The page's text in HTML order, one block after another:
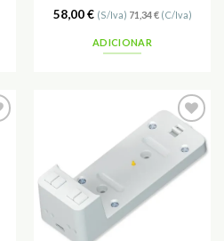
58,00€ (S/Iva) 71,34€(C/Iva)
ADICIONAR
Adicionar
aos
Favoritos